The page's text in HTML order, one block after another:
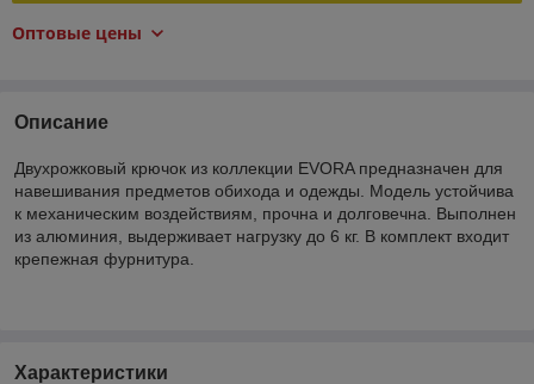
Оптовые цены
Описание
Двухрожковый крючок из коллекции EVORA предназначен для
навешивания предметов обихода и одежды. Модель устойчива
к механическим воздействиям, прочна и долговечна. Выполнен
из алюминия, выдерживает нагрузку до 6 кг. В комплект входит
крепежная фурнитура.
Характеристики